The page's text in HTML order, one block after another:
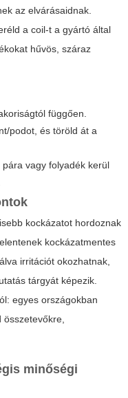
az elvárásaidnak.
a coil-t a gyártó által
hűvös, száraz
függően.
podot, és töröld át a
vagy folyadék kerül
kockázatot hordoznak
kockázatmentes
irritációt okozhatnak,
tárgyát képezik.
egyes országokban
összetevőkre,
minőségi